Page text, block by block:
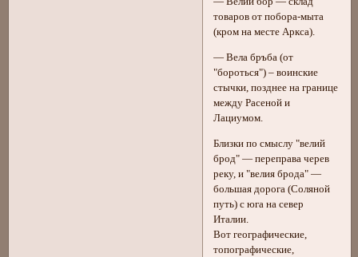
товаров от побора-мыта
(кром на месте Аркса).
— Вела бръба (от
"бороться") – воинские
стычки, позднее на границе
между Расеной и
Лациумом.
Близки по смыслу "велий
брод" — переправа черев
реку, и "велия брода" —
большая дорога (Соляной
путь) с юга на север
Италии.
Вот географические,
топографические,